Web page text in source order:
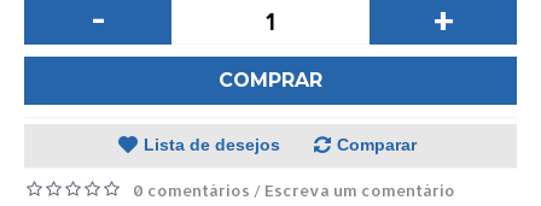
- +
COMPRAR
Lista de desejos Comparar
0 comentários / Escreva um comentário